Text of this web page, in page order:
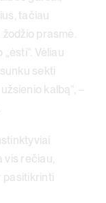
tačiau
prasmė.
Vėliau
sekti
kalbą“, –
vis rečiau,
pasitikrinti